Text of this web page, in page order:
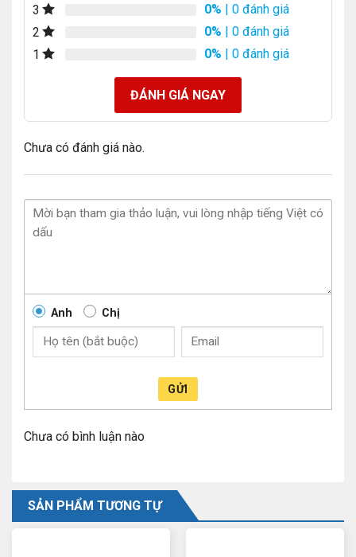
3 0% | 0 đánh giá
2
0% | 0 đánh giá
1
0% | 0 đánh giá
ĐÁNH GIÁ NGAY
Chưa có đánh giá nào.
Anh Chị
GỬI
Chưa có bình luận nào
SẢN PHẨM TƯƠNG TỰ